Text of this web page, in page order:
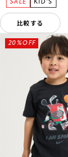
比較する
20%OFF